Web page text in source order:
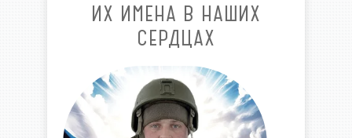
ИХ ИМЕНА В НАШИХ
СЕРДЦАХ